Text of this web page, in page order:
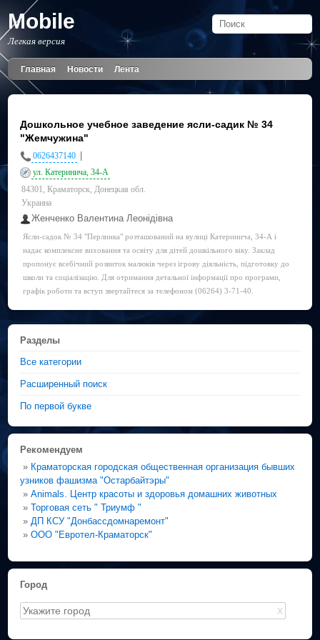
Mobile
Легкая версия
Главная Новости Лента
Дошкольное учебное заведение ясли-садик № 34
"Жемчужина"
0626437140
ул. Катеринича, 34-А
84301, Краматорск, Донецкая обл.
Украина
Женченко Валентина Леонідівна
Ясли-садок № 34 "Перлинка" розташований на вулиці Катеринича, 34-А і
надає комплексне виховання та освіту для дітей дошкільного віку. Заклад
пропонує всебічний розвиток малюків через ігрову діяльність, підготовку до
школи та соціалізацію. Для отримання детальної інформації про програми,
графік роботи та вступ звертайтеся за телефоном (06264) 3-71-40.
Разделы
Все категории
Расширенный поиск
По первой букве
Рекомендуем
» Краматорская городская общественная организация бывших
узников фашизма "Остарбайтэры"
»Animals. Центр красоты и здоровья домашних животных
»Торговая сеть " Триумф "
» ДП КСУ "Донбассдомнаремонт"
»ООО "Евротел-Краматорск"
Город
X